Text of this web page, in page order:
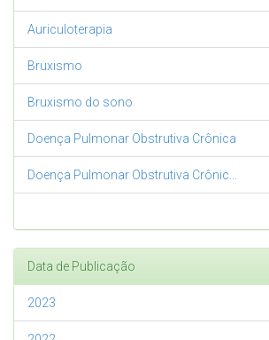
Auriculoterapia
Bruxismo
Bruxismo do sono
Doença Pulmonar Obstrutiva Crônica
Doença Pulmonar Obstrutiva Crônic...
Data de Publicação
2023